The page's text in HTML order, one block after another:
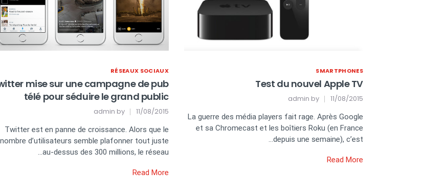
SMARTPHONES
Test du nouvel Apple TV
11/08/2015
admin
La guerre des média players fait rage. Après Google
et sa Chromecast et les boîtiers Roku (en France
depuis une semaine), c’est…
Read More
RÉSEAUX SOCIAUX
mise sur une campagne de pub
télé pour séduire le grand public
11/08/2015
admin
Twitter est en panne de croissance. Alors que le
nombre d’utilisateurs semble plafonner tout juste
au-dessus des 300 millions, le réseau…
Read More